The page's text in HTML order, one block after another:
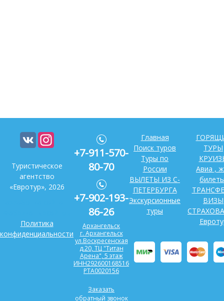
Туристическое
агентство
«Евротур», 2026
Политика
конфиденциальности
Главная
Поиск туров
Туры по
России
ВЫЛЕТЫ ИЗ С-
ПЕТЕРБУРГА
Экскурсионные
туры
ТУРЫ
Авиа ,
ВИЗЫ
+7-911-570-
80-70
+7-902-193-
86-26
Архангельск
г. Архангельск
ул.Воскресенская
д.20, ТЦ "Титан
Арена", 5 этаж
ИНН292600168516
РТА0020156
Заказать
обратный звонок